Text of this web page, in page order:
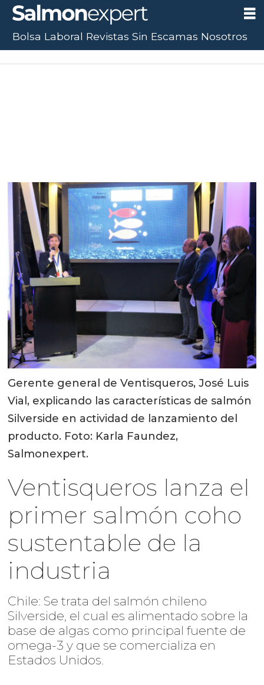
Gerente general de Ventisqueros, José Luis
Vial, explicando las características de salmón
Silverside en actividad de lanzamiento del
producto. Foto: Karla Faundez,
Salmonexpert.
Ventisqueros lanza el
primer salmón coho
sustentable de la
industria
Chile: Se trata del salmón chileno
Silverside, el cual es alimentado sobre la
base de algas como principal fuente de
omega-3 y que se comercializa en
Estados Unidos.
Bolsa Laboral Revistas Sin Escamas Nosotros